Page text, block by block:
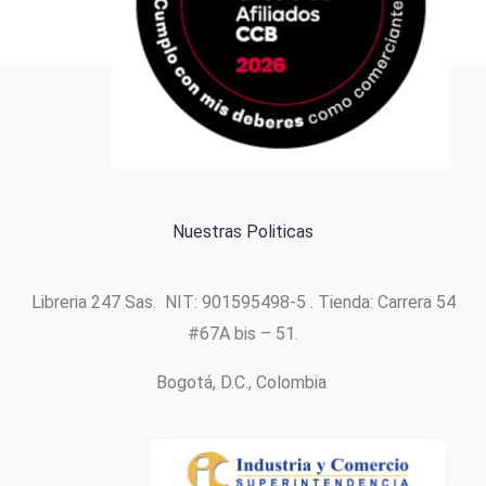
Formas de pago
Nuestras Politicas
Libreria 247 Sas. NIT: 901595498-5 . Tienda: Carrera 54
#67A bis – 51.
Bogotá, D.C., Colombia